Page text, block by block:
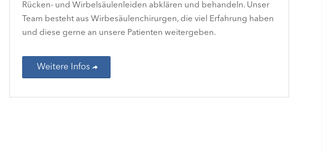
Rücken- und Wirbelsäulenleiden abklären und behandeln. Unser
Team besteht aus Wirbesäulenchirurgen, die viel Erfahrung haben
und diese gerne an unsere Patienten weitergeben.
Weitere Infos